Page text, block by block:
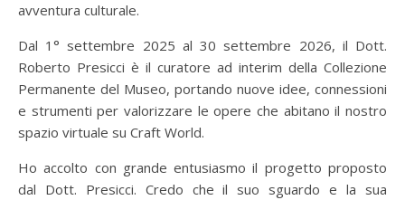
avventura culturale.
Dal 1° settembre 2025 al 30 settembre 2026, il Dott.
Roberto Presicci è il curatore ad interim della Collezione
Permanente del Museo, portando nuove idee, connessioni
e strumenti per valorizzare le opere che abitano il nostro
spazio virtuale su Craft World.
Ho accolto con grande entusiasmo il progetto proposto
dal Dott. Presicci. Credo che il suo sguardo e la sua